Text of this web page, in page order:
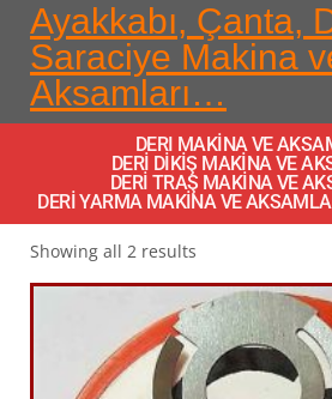
Ayakkabı, Çanta,
Saraciye Makina
Aksamları…
DERI MAKİNA VE
DERİ DİKİŞ MAKİNA VE
DERİ TRAŞ MAKİNA VE
DERİ YARMA MAKİNA VE
Showing all 2 results